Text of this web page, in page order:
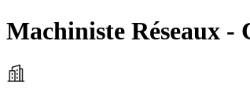
Machiniste Réseaux